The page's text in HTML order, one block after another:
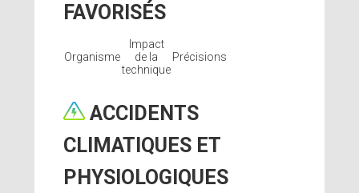
FAVORISÉS
Organisme
Impact
de la
technique
Précisions
ACCIDENTS
CLIMATIQUES ET
PHYSIOLOGIQUES